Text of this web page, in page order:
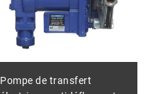
Pompe de transfert